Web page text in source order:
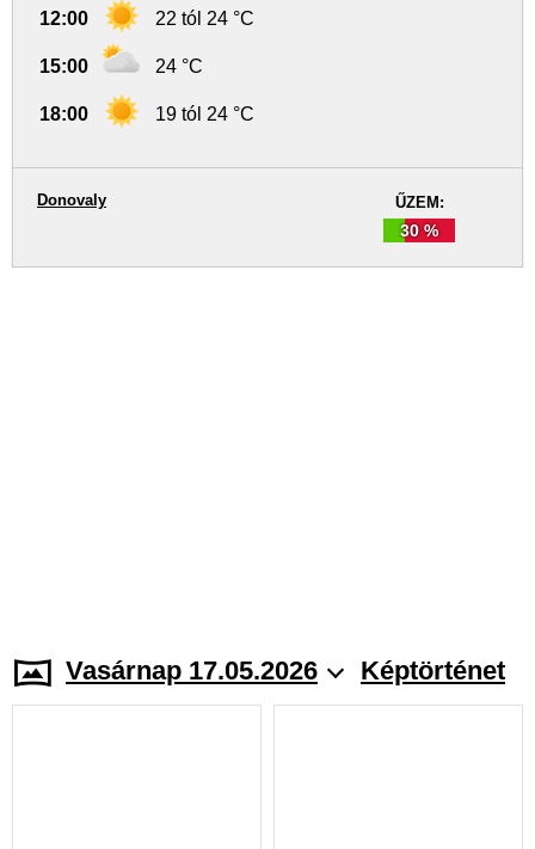
12:00 22 tól 24 °C
15:00 24 °C
18:00 19 tól 24 °C
ŰZEM:
30 %
Donovaly
Vasárnap 17.05.2026 Képtörténet